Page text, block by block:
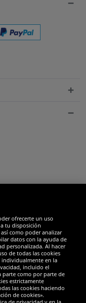
ofrecerte un uso
tu disposición
como poder analizar
datos con la ayuda de
personalizada. Al hacer
de todas las cookies
individualmente en la
incluido el
parte como por parte de
estrictamente
las cookies haciendo
de cookies».